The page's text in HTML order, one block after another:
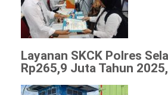
Layanan SKCK Polres
Rp265,9 Juta Tahun